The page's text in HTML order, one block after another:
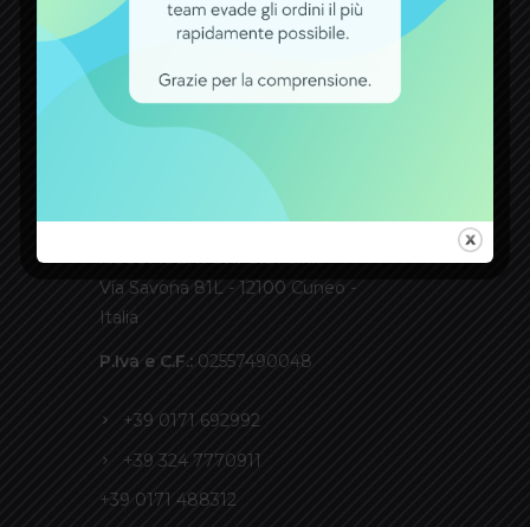
alimentatori ed accumulatori.
Via Savona 81L - 12100 Cuneo -
Italia
P.Iva e C.F.: 02557490048
+39 0171 692992
+39 324 7770911
+39 0171 488312